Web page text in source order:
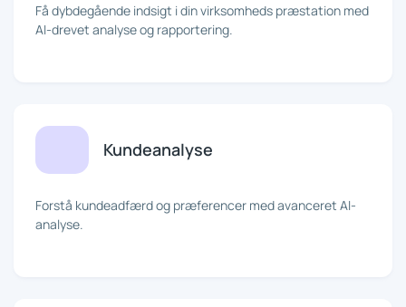
Få dybdegående indsigt i din virksomheds præstation med
AI-drevet analyse og rapportering.
Kundeanalyse
Forstå kundeadfærd og præferencer med avanceret AI-
analyse.